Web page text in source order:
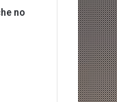
no